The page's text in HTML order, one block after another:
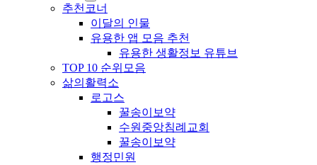
추천코너
이달의 인물
유용한 앱 모음 추천
유용한 생활정보 유튜브
TOP 10 순위모음
삶의활력소
로고스
꿀송이보약
수원중앙침례교회
꿀송이보약
행정민원